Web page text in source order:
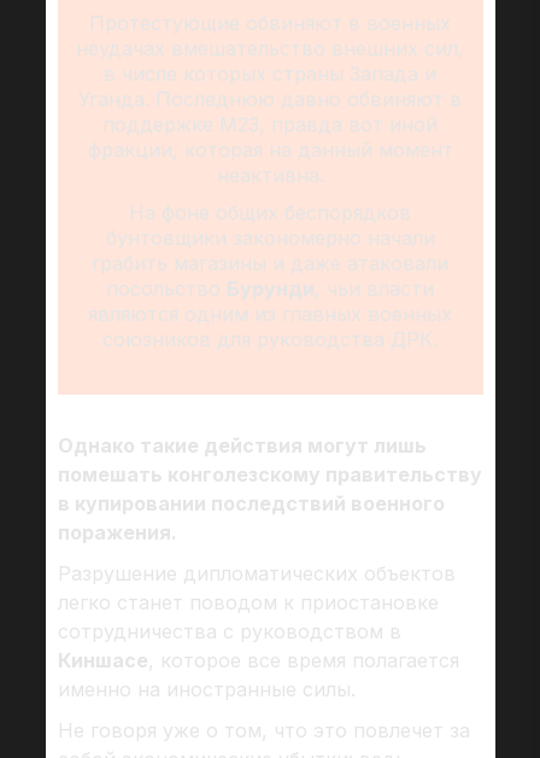
Протестующие обвиняют в военных
неудачах вмешательство внешних сил,
в числе которых страны Запада и
Уганда. Последнюю давно обвиняют в
поддержке М23, правда вот иной
фракции, которая на данный момент
неактивна.
На фоне общих беспорядков
бунтовщики закономерно начали
грабить магазины и даже атаковали
посольство Бурунди, чьи власти
являются одним из главных военных
союзников для руководства ДРК.
Однако такие действия могут лишь
помешать конголезскому правительству
в купировании последствий военного
поражения.
Разрушение дипломатических объектов
легко станет поводом к приостановке
сотрудничества с руководством в
Киншасе, которое все время полагается
именно на иностранные силы.
Не говоря уже о том, что это повлечет за